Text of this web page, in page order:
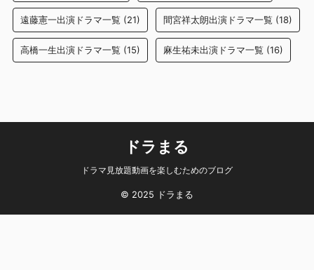
遠藤憲一出演ドラマ一覧 (21) 間宮祥太朗出演ドラマ一覧 (18)
高橋一生出演ドラマ一覧 (15) 麻生祐未出演ドラマ一覧 (16)
ドラまる
ドラマ見放題動画を楽しむためのブログ
© 2025 ドラまる